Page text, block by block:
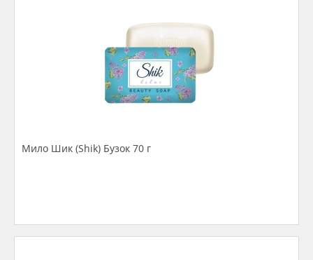
Мило Шик (Shik) Бузок 70 г